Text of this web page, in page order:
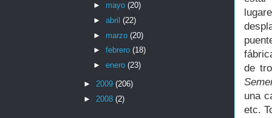
de
una
etc.
► mayo (20)
► abril (22)
► marzo (20)
► febrero (18)
► enero (23)
► 2009 (206)
► 2008 (2)